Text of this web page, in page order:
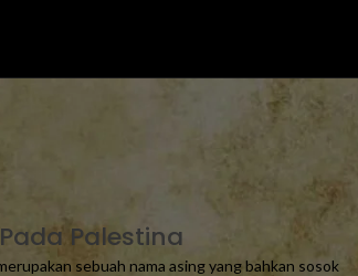
Palestina
sebuah nama asing yang bahkan sosok